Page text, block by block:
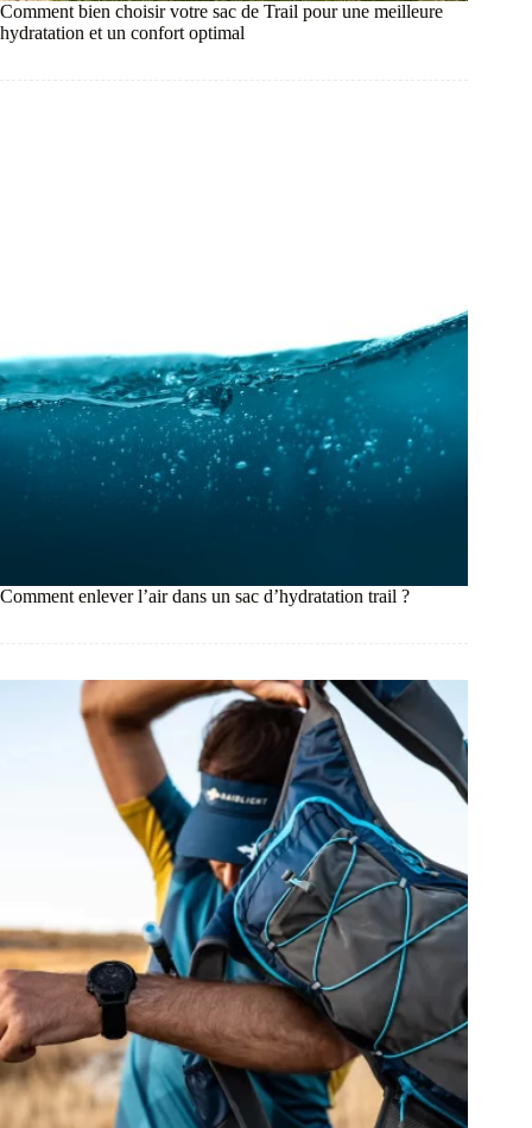
Comment bien choisir votre sac de Trail pour une meilleure
hydratation et un confort optimal
Comment enlever l’air dans un sac d’hydratation trail ?